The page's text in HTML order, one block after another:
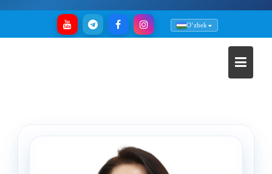
Oʻzbek